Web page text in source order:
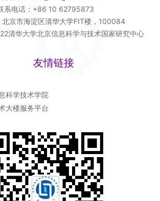
系电话：+86 10 62795873
北京市海淀区清华大学FIT楼，100084
清华大学北京信息科学与技术国家研究中心
友情链接
科学技术学院
大楼服务平台